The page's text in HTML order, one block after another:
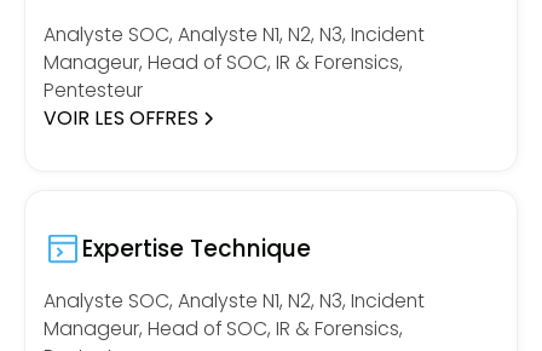
Analyste SOC, Analyste N1, N2, N3, Incident
Manageur, Head of SOC, IR & Forensics,
Pentesteur
VOIR LES OFFRES
Expertise Technique
Analyste SOC, Analyste N1, N2, N3, Incident
Manageur, Head of SOC, IR & Forensics,